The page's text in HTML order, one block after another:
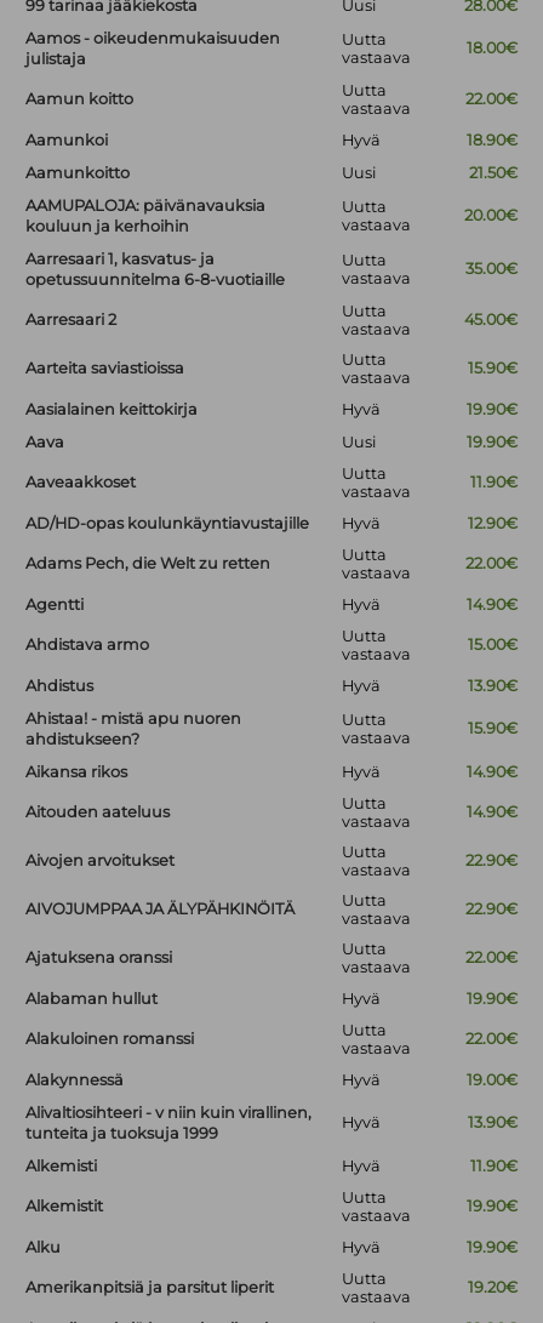
99 tarinaa jääkiekosta
Uusi
28.00€
Aamos - oikeudenmukaisuuden
julistaja
Uutta
vastaava
18.00€
Aamun koitto
Uutta
vastaava
22.00€
Aamunkoi Hyvä
18.90€
Aamunkoitto
Uusi
21.50€
AAMUPALOJA: päivänavauksia
kouluun ja kerhoihin
Uutta
vastaava
20.00€
Aarresaari 1, kasvatus- ja
opetussuunnitelma 6-8-vuotiaille
Uutta
vastaava
35.00€
Aarresaari 2
Uutta
vastaava
45.00€
Aarteita saviastioissa
Uutta
vastaava
15.90€
Aasialainen keittokirja Hyvä
19.90€
Aava
Uusi 19.90€
Aaveaakkoset
Uutta
vastaava
11.90€
AD/HD-opas koulunkäyntiavustajille Hyvä 12.90€
Adams Pech, die Welt zu retten
Uutta
vastaava
22.00€
Agentti Hyvä 14.90€
Ahdistava armo
Uutta
vastaava
15.00€
Ahdistus Hyvä
13.90€
Ahistaa! - mistä apu nuoren
ahdistukseen?
Uutta
vastaava
15.90€
Aikansa rikos Hyvä 14.90€
Aitouden aateluus
Uutta
vastaava
14.90€
Aivojen arvoitukset
Uutta
vastaava
22.90€
AIVOJUMPPAA JA ÄLYPÄHKINÖITÄ
Uutta
vastaava
22.90€
Ajatuksena oranssi
Uutta
vastaava
22.00€
Alabaman hullut Hyvä 19.90€
Alakuloinen romanssi
Uutta
vastaava
22.00€
Alakynnessä Hyvä
19.00€
Alivaltiosihteeri - v niin kuin virallinen,
tunteita ja tuoksuja 1999
Hyvä 13.90€
Alkemisti Hyvä 11.90€
Alkemistit
Uutta
vastaava
19.90€
Alku Hyvä 19.90€
Amerikanpitsiä ja parsitut liperit
Uutta
vastaava
19.20€